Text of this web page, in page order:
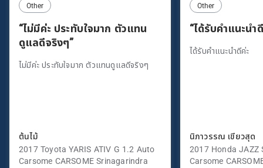
Other
“ไม่มีค่ะ ประทับใจมาก ตัวแทน
ดูแลดีจริงๆ”
ไม่มีค่ะ ประทับใจมาก ตัวแทนดูแลดีจริงๆ
ต้นไม้
2017 Toyota YARIS ATIV G 1.2 Auto
Carsome CARSOME Srinagarindra
Other
“ได้รับคำแนะนำ
ได้รับคำแนะนำดีค่ะ
นิภาวรรณ เขียวสุด
2017 Honda JAZZ
Carsome